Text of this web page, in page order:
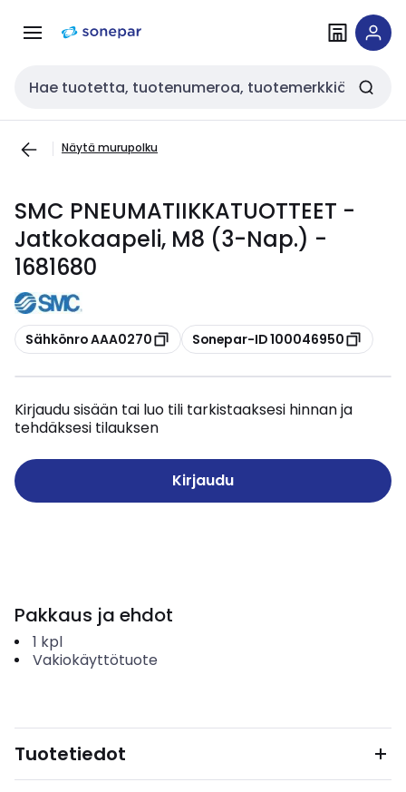
navigointiinsisältöön
Haku
Näytä murupolku
SMC PNEUMATIIKKATUOTTEET -
Jatkokaapeli, M8 (3-Nap.) -
1681680
Kopioi
Sähkönro AAA0270 Kopioi
Sonepar-ID 100046950
Kirjaudu sisään tai luo tili tarkistaaksesi hinnan ja
tehdäksesi tilauksen
Kirjaudu
Pakkaus ja ehdot
1 kpl
Vakiokäyttötuote
Tuotetiedot